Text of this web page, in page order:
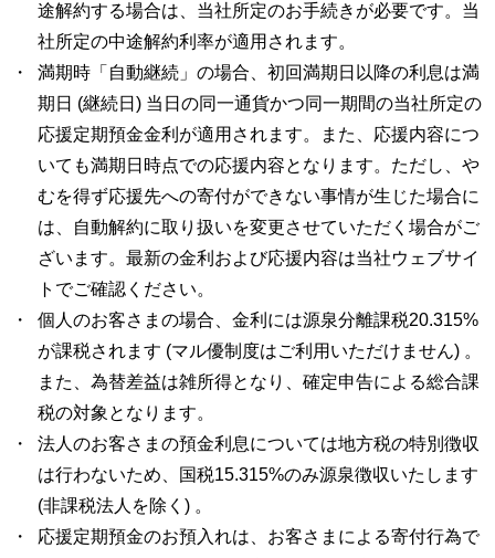
途解約する場合は、当社所定のお手続きが必要です。当
社所定の中途解約利率が適用されます。
満期時「自動継続」の場合、初回満期日以降の利息は満
期日 (継続日) 当日の同一通貨かつ同一期間の当社所定の
応援定期預金金利が適用されます。また、応援内容につ
いても満期日時点での応援内容となります。ただし、や
むを得ず応援先への寄付ができない事情が生じた場合に
は、自動解約に取り扱いを変更させていただく場合がご
ざいます。最新の金利および応援内容は当社ウェブサイ
トでご確認ください。
個人のお客さまの場合、金利には源泉分離課税20.315%
が課税されます (マル優制度はご利用いただけません) 。
また、為替差益は雑所得となり、確定申告による総合課
税の対象となります。
法人のお客さまの預金利息については地方税の特別徴収
は行わないため、国税15.315%のみ源泉徴収いたします
(非課税法人を除く) 。
応援定期預金のお預入れは、お客さまによる寄付行為で